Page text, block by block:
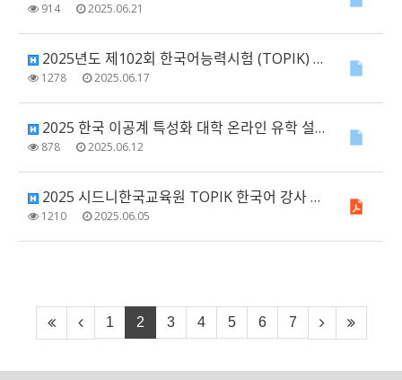
914 2025.06.21
2025년도 제102회 한국어능력시험 (TOPIK) 안내
1278 2025.06.17
2025 한국 이공계 특성화 대학 온라인 유학 설명회
878 2025.06.12
2025 시드니한국교육원 TOPIK 한국어 강사 채용
1210 2025.06.05
1 2 3 4 5 6 7